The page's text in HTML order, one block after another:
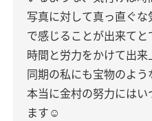
写真に対して真っ直ぐ
で感じることが出来てと
時間と労力をかけて出
同期の私にも宝物のよう
本当に金村の努力には
ます☺️